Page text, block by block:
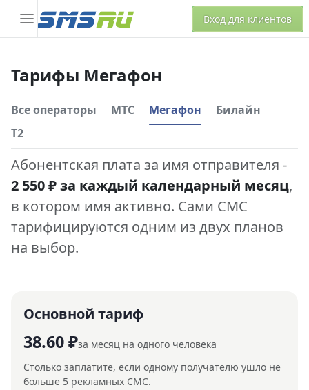
Вход для клиентов
Тарифы Мегафон
Все операторы МТС Мегафон
Билайн
Т2
Абонентская плата за имя отправителя -
2 550 ₽ за каждый календарный месяц,
в котором имя активно. Сами СМС
тарифицируются одним из двух планов
на выбор.
Основной тариф
38.60 ₽за месяц на одного человека
Столько заплатите, если одному получателю ушло не
больше 5 рекламных СМС.